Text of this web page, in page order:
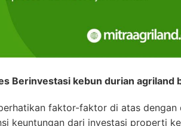
Berinvestasi kebun durian agriland
faktor-faktor di atas dengan
keuntungan dari investasi properti